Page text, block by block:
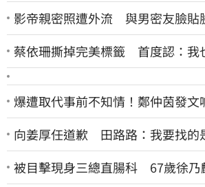
影帝親密照遭外流 與男密友臉貼
蔡依珊撕掉完美標籤 首度認：我
爆遭取代事前不知情！鄭仲茵發文
向姜厚任道歉 田路路：我要找的
被目擊現身三總直腸科 67歲徐乃